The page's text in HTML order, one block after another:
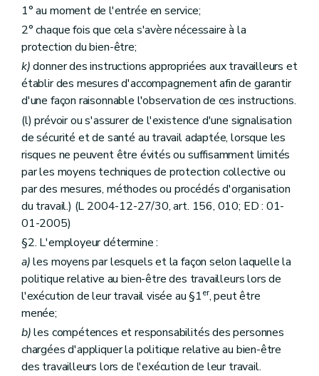
1° au moment de l'entrée en service;
2° chaque fois que cela s'avère nécessaire à la
protection du bien-être;
k)donner des instructions appropriées aux travailleurs et
établir des mesures d'accompagnement afin de garantir
d'une façon raisonnable l'observation de ces instructions.
(l) prévoir ou s'assurer de l'existence d'une signalisation
de sécurité et de santé au travail adaptée, lorsque les
risques ne peuvent être évités ou suffisamment limités
par les moyens techniques de protection collective ou
par des mesures, méthodes ou procédés d'organisation
du travail.) (L 2004-12-27/30, art. 156, 010; ED : 01-
01-2005)
§2. L'employeur détermine :
a)les moyens par lesquels et la façon selon laquelle la
politique relative au bien-être des travailleurs lors de
l'exécution de leur travail visée au §1er, peut être
menée;
b)les compétences et responsabilités des personnes
chargées d'appliquer la politique relative au bien-être
des travailleurs lors de l'exécution de leur travail.